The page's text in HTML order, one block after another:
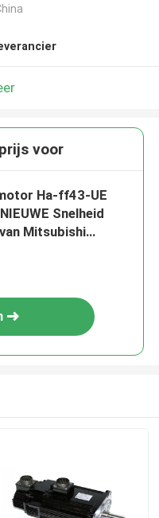
voor
Ha-ff43-UE
Snelheid
Mitsubishi